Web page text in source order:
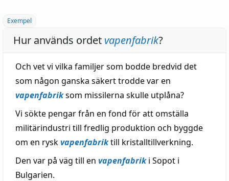
Exempel
Hur används ordet vapenfabrik?
Och vet vi vilka familjer som bodde bredvid det
som någon ganska säkert trodde var en
vapenfabriksom missilerna skulle utplåna?
Vi sökte pengar från en fond för att omställa
militärindustri till fredlig produktion och byggde
om en ryskvapenfabriktill kristalltillverkning.
Den var på väg till en vapenfabriki Sopot i
Bulgarien.